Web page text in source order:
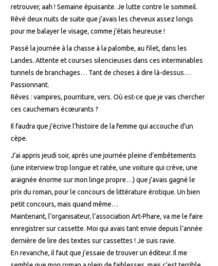
retrouver, aah ! Semaine épuisante. Je lutte contre le sommeil.
Rêvé deux nuits de suite que j’avais les cheveux assez longs
pour me balayer le visage, comme j’étais heureuse !
Passé la journée à la chasse à la palombe, au filet, dans les
Landes. Attente et courses silencieuses dans ces interminables
tunnels de branchages… Tant de choses à dire là-dessus…
Passionnant.
Rêves : vampires, pourriture, vers. Où est-ce que je vais chercher
ces cauchemars écœurants ?
Il faudra que j’écrive l’histoire de la femme qui accouche d’un
cèpe.
J’ai appris jeudi soir, après une journée pleine d’embêtements
(une interview trop longue et ratée, une voiture qui crève, une
araignée énorme sur mon linge propre…) que j’avais gagné le
prix du roman, pour le concours de littérature érotique. Un bien
petit concours, mais quand même…
Maintenant, l’organisateur, l’association Art-Phare, va me le faire
enregistrer sur cassette. Moi qui avais tant envie depuis l’année
dernière de lire des textes sur cassettes ! Je suis ravie.
En revanche, il faut que j’essaie de trouver un éditeur. Il me